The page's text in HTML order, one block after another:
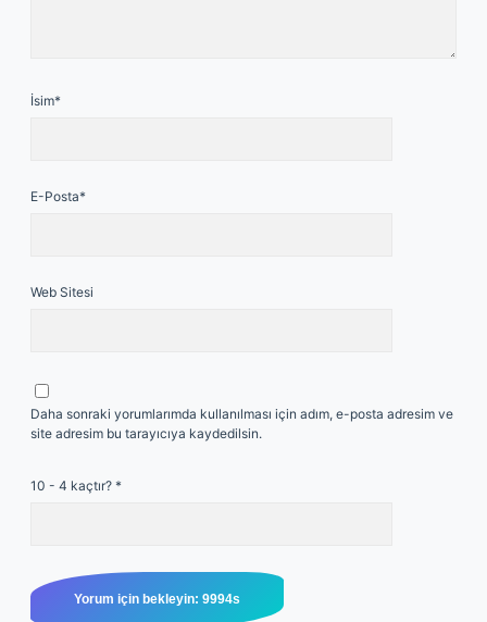
İsim*
E-Posta*
Web Sitesi
Daha sonraki yorumlarımda kullanılması için adım, e-posta adresim ve
site adresim bu tarayıcıya kaydedilsin.
10 - 4 kaçtır? *